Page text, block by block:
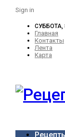
Sign in
СУББОТА,
Главная
Контакты
Лента
Карта